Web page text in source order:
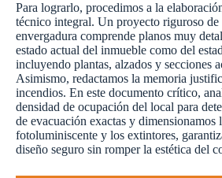
Para lograrlo, procedimos a la
técnico integral. Un proyecto riguroso de
envergadura comprende planos muy
estado actual del inmueble como del
incluyendo plantas, alzados y secciones
Asimismo, redactamos la memoria
incendios. En este documento crítico,
densidad de ocupación del local para
de evacuación exactas y dimensionamos
fotoluminiscente y los extintores,
diseño seguro sin romper la estética del